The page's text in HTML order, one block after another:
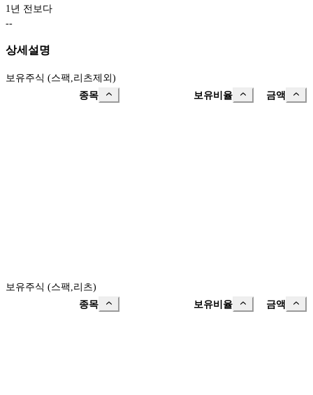
1년 전보다
--
상세설명
보유주식 (스팩,리츠제외)
종목
보유비율 금액
보유주식 (스팩,리츠)
종목
보유비율 금액